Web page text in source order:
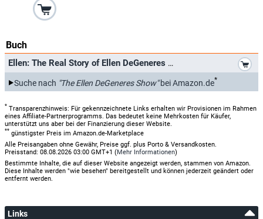
Buch
Ellen: The Real Story of Ellen DeGeneres
Suche nach "The Ellen DeGeneres Show"bei Amazon.de*
* Transparenzhinweis: Für gekennzeichnete Links erhalten wir Provisionen im Rahmen
eines Affiliate-Partnerprogramms. Das bedeutet keine Mehrkosten für Käufer,
unterstützt uns aber bei der Finanzierung dieser Website.
** günstigster Preis im Amazon.de-Marketplace
Alle Preisangaben ohne Gewähr, Preise ggf. plus Porto & Versandkosten.
Preisstand: 08.08.2026 03:00 GMT+1 (Mehr Informationen)
Bestimmte Inhalte, die auf dieser Website angezeigt werden, stammen von Amazon.
Diese Inhalte werden "wie besehen" bereitgestellt und können jederzeit geändert oder
entfernt werden.
Links